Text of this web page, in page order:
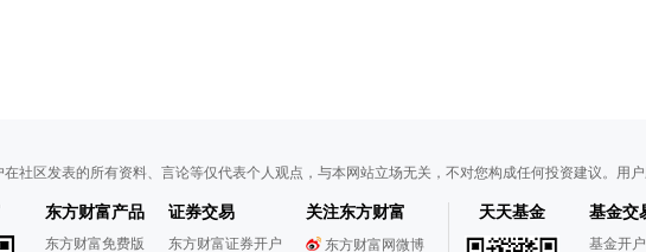
在社区发表的所有资料、言论等仅代表个人观点，与本网站立场无关，不对您构成任何投资建议。用
东方财富产品
东方财富免费版
证券交易
东方财富证券开户
关注东方财富
东方财富网微博
天天基金 基金交
基金开户